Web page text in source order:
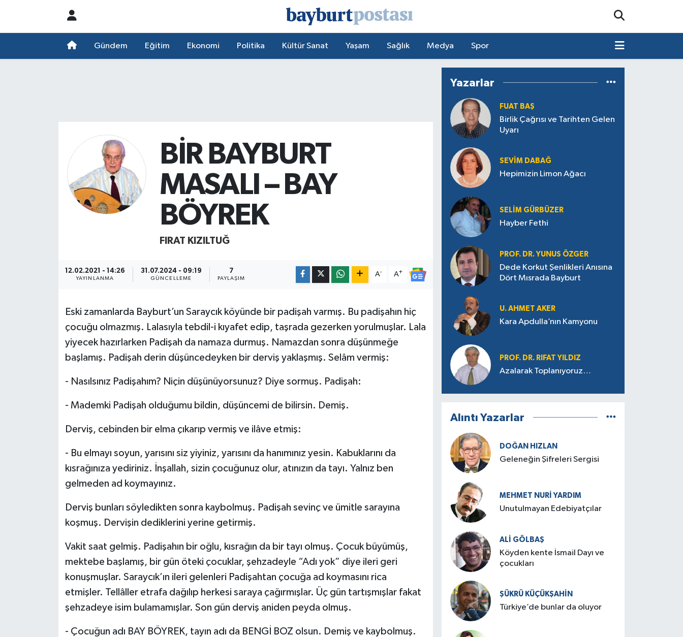
Gündem Eğitim Ekonomi Politika Kültür Sanat Yaşam Sağlık Medya Spor
BİR BAYBURT
MASALI – BAY
BÖYREK
FIRAT KIZILTUĞ
12.02.2021 - 14:26
YAYINLANMA
31.07.2024 - 09:19
GÜNCELLEME
7
PAYLAŞIM
A- A+
Eski zamanlarda Bayburt’un Saraycık köyünde bir padişah varmış. Bu padişahın hiç
çocuğu olmazmış. Lalasıyla tebdil-i kıyafet edip, taşrada gezerken yorulmuşlar. Lala
yiyecek hazırlarken Padişah da namaza durmuş. Namazdan sonra düşünmeğe
başlamış. Padişah derin düşüncedeyken bir derviş yaklaşmış. Selâm vermiş:
- Nasılsınız Padişahım? Niçin düşünüyorsunuz? Diye sormuş. Padişah:
- Mademki Padişah olduğumu bildin, düşüncemi de bilirsin. Demiş.
Derviş, cebinden bir elma çıkarıp vermiş ve ilâve etmiş:
- Bu elmayı soyun, yarısını siz yiyiniz, yarısını da hanımınız yesin. Kabuklarını da
kısrağınıza yediriniz. İnşallah, sizin çocuğunuz olur, atınızın da tayı. Yalnız ben
gelmeden ad koymayınız.
Derviş bunları söyledikten sonra kaybolmuş. Padişah sevinç ve ümitle sarayına
koşmuş. Dervişin dediklerini yerine getirmiş.
Vakit saat gelmiş. Padişahın bir oğlu, kısrağın da bir tayı olmuş. Çocuk büyümüş,
mektebe başlamış, bir gün öteki çocuklar, şehzadeyle “Adı yok” diye ileri geri
konuşmuşlar. Saraycık’ın ileri gelenleri Padişahtan çocuğa ad koymasını rica
etmişler. Tellâller etrafa dağılıp herkesi saraya çağırmışlar. Üç gün tartışmışlar fakat
şehzadeye isim bulamamışlar. Son gün derviş aniden peyda olmuş.
- Çocuğun adı BAY BÖYREK, tayın adı da BENGİ BOZ olsun. Demiş ve kaybolmuş.
Yazarlar
FUAT BAŞ
Birlik Çağrısı ve Tarihten Gelen
Uyarı
SEVIM DABAĞ
Hepimizin Limon Ağacı
SELIM GÜRBÜZER
Hayber Fethi
PROF. DR. YUNUS ÖZGER
Dede Korkut Şenlikleri Anısına
Dört Mısrada Bayburt
U. AHMET AKER
Kara Apdulla’nın Kamyonu
PROF. DR. RIFAT YILDIZ
Azalarak Toplanıyoruz…
Alıntı Yazarlar
DOĞAN HIZLAN
Geleneğin Şifreleri Sergisi
MEHMET NURI YARDIM
​Unutulmayan Edebiyatçılar
ALI GÖLBAŞ
Köyden kente İsmail Dayı ve
çocukları
ŞÜKRÜ KÜÇÜKŞAHIN
Türkiye’de bunlar da oluyor
Süper Lig Puan Durumu ve Fikstür
Tüm Manşetler
Son Dakika Haberleri